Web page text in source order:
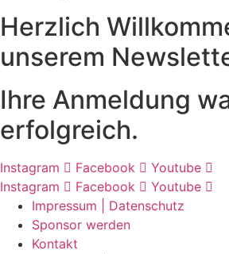
Herzlich
unserem
Ihre Anmeldung
erfolgreich.
Instagram Facebook
Youtube
Instagram
Facebook
Youtube
Impressum | Datenschutz
Sponsor werden
Kontakt